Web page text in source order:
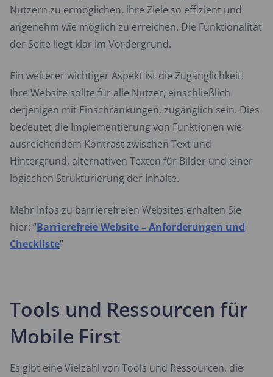
Nutzern zu ermöglichen, ihre Ziele so effizient und
angenehm wie möglich zu erreichen. Die Funktionalität
der Seite liegt klar im Vordergrund.
Ein weiterer wichtiger Aspekt ist die Zugänglichkeit.
Ihre Website sollte für alle Nutzer, einschließlich
derjenigen mit Einschränkungen, zugänglich sein. Dies
bedeutet die Implementierung von Funktionen wie
ausreichendem Kontrast zwischen Text und
Hintergrund, alternativen Texten für Bilder und einer
logischen Strukturierung der Inhalte.
Mehr Infos zu barrierefreien Websites erhalten Sie
hier: “Barrierefreie Website – Anforderungen und
Checkliste”
Tools und Ressourcen für
Mobile First
Es gibt eine Vielzahl von Tools und Ressourcen, die